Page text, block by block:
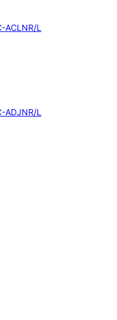
ACLNR/L
ADJNR/L